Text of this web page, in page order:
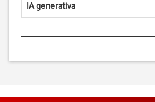
IA generativa